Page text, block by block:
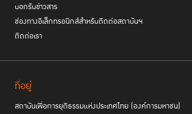
บอกรับข่าวสาร
ช่องทางอิเล็กทรอนิกส์สำหรับติดต่อสถาบันฯ
ติดต่อเรา
ที่อยู่
สถาบันเพื่อการยุติธรรมแห่งประเทศไทย (องค์การมหาชน)